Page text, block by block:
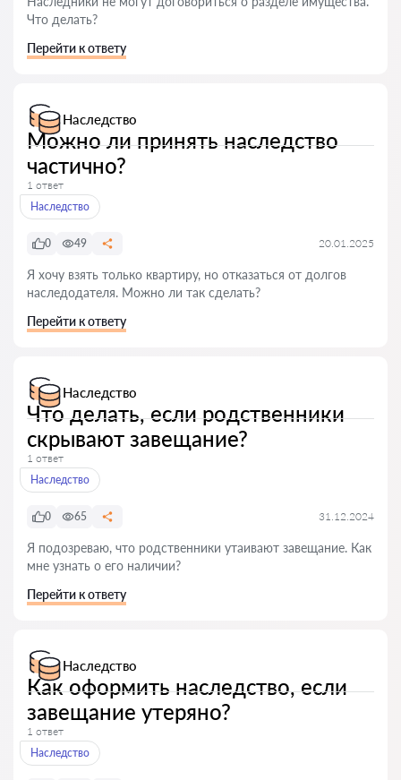
Что делать?
Перейти к ответу
Наследство
Можно ли принять наследство
частично?
1 ответ
Наследство
0 49 20.01.2025
Я хочу взять только квартиру, но отказаться от долгов
наследодателя. Можно ли так сделать?
Перейти к ответу
Наследство
Что делать, если родственники
скрывают завещание?
1 ответ
Наследство
0 65 31.12.2024
Я подозреваю, что родственники утаивают завещание. Как
мне узнать о его наличии?
Перейти к ответу
Наследство
Как оформить наследство, если
завещание утеряно?
1 ответ
Наследство